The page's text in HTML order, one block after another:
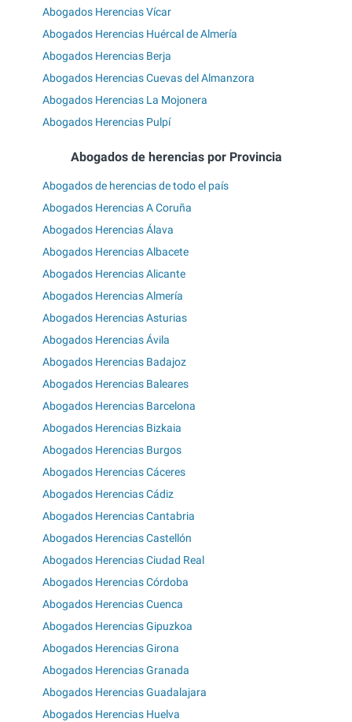
Abogados Herencias Vícar
Abogados Herencias Huércal de Almería
Abogados Herencias Berja
Abogados Herencias Cuevas del Almanzora
Abogados Herencias La Mojonera
Abogados Herencias Pulpí
Abogados de herencias por Provincia
Abogados de herencias de todo el país
Abogados Herencias A Coruña
Abogados Herencias Álava
Abogados Herencias Albacete
Abogados Herencias Alicante
Abogados Herencias Almería
Abogados Herencias Asturias
Abogados Herencias Ávila
Abogados Herencias Badajoz
Abogados Herencias Baleares
Abogados Herencias Barcelona
Abogados Herencias Bizkaia
Abogados Herencias Burgos
Abogados Herencias Cáceres
Abogados Herencias Cádiz
Abogados Herencias Cantabria
Abogados Herencias Castellón
Abogados Herencias Ciudad Real
Abogados Herencias Córdoba
Abogados Herencias Cuenca
Abogados Herencias Gipuzkoa
Abogados Herencias Girona
Abogados Herencias Granada
Abogados Herencias Guadalajara
Abogados Herencias Huelva